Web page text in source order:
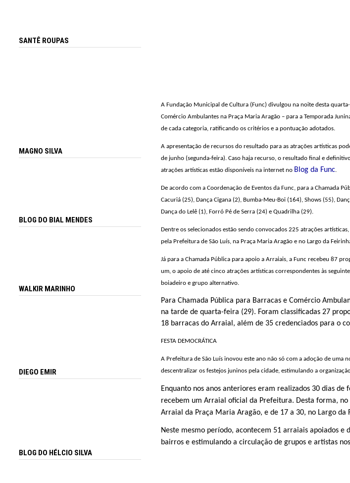
A Fundação Municipal de Cultura (Func) divulgou na noite desta
Comércio Ambulantes na Praça Maria Aragão – para a Temporada
de cada categoria, ratificando os critérios e a pontuação adotados.
A apresentação de recursos do resultado para as atrações artísticas
de junho (segunda-feira). Caso haja recurso, o resultado final e
atrações artísticas estão disponíveis na internet no Blog da Func.
De acordo com a Coordenação de Eventos da Func, para a Chamada
Cacuriá (25), Dança Cigana (2), Bumba-Meu-Boi (164), Shows (55),
Dança do Lelê (1), Forró Pé de Serra (24) e Quadrilha (29).
Dentre os selecionados estão sendo convocados 225 atrações
pela Prefeitura de São Luís, na Praça Maria Aragão e no Largo da
Já para a Chamada Pública para apoio a Arraiais, a Func recebeu 87
um, o apoio de até cinco atrações artísticas correspondentes às
boiadeiro e grupo alternativo.
Para Chamada Pública para Barracas e Comércio
na tarde de quarta-feira (29). Foram classificadas 27
18 barracas do Arraial, além de 35 credenciados para o
FESTA DEMOCRÁTICA
A Prefeitura de São Luís inovou este ano não só com a adoção de uma
descentralizar os festejos juninos pela cidade, estimulando a
Enquanto nos anos anteriores eram realizados 30 dias
recebem um Arraial oficial da Prefeitura. Desta forma,
Arraial da Praça Maria Aragão, e de 17 a 30, no Largo da
Neste mesmo período, acontecem 51 arraiais apoiados e
bairros e estimulando a circulação de grupos e artistas
SANTÊ ROUPAS
MAGNO SILVA
BLOG DO BIAL MENDES
WALKIR MARINHO
DIEGO EMIR
BLOG DO HÉLCIO SILVA